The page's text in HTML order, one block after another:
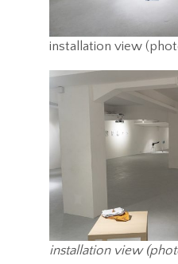
installation view
installation view